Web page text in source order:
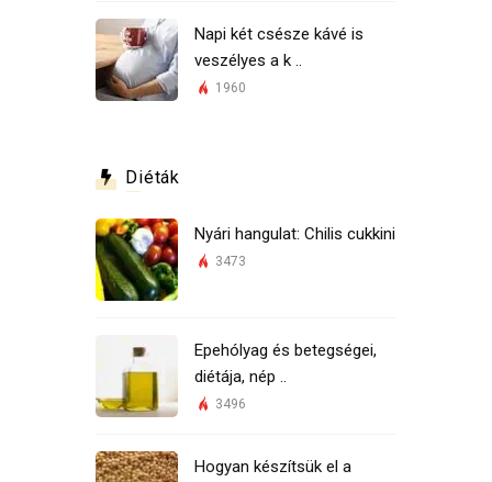
Napi két csésze kávé is
veszélyes a k ..
1960
Diéták
Nyári hangulat: Chilis cukkini
3473
Epehólyag és betegségei,
diétája, nép ..
3496
Hogyan készítsük el a